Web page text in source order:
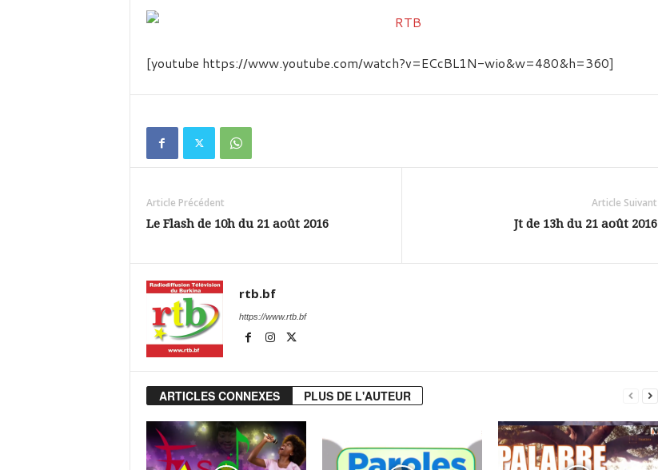
u
[youtube https://www.youtube.com/watch?v=ECcBL1N-wio&w=480&h=360]
Article Précédent
Le Flash de 10h du 21 août 2016
Article Suivant
Jt de 13h du 21 août 2016
rtb.bf
https://www.rtb.bf
ARTICLES CONNEXES PLUS DE L'AUTEUR